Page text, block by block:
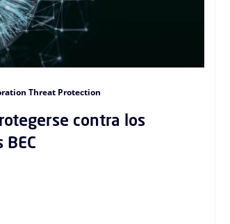
Threat Protection
contra los